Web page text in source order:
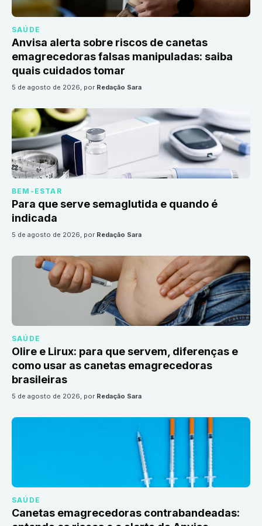
SAÚDE
Anvisa alerta sobre riscos de canetas
emagrecedoras falsas manipuladas: saiba
quais cuidados tomar
5 de agosto de 2026, por Redação Sara
BEM-ESTAR
Para que serve semaglutida e quando é
indicada
5 de agosto de 2026, por Redação Sara
SAÚDE
Olire e Lirux: para que servem, diferenças e
como usar as canetas emagrecedoras
brasileiras
5 de agosto de 2026, por Redação Sara
SAÚDE
Canetas emagrecedoras contrabandeadas: